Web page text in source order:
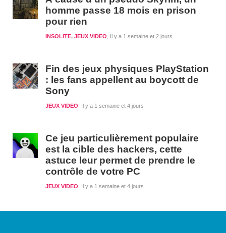
homme passe 18 mois en prison
pour rien
Il y a 1 semaine et 2 jours
INSOLITE, JEUX VIDEO
Fin des jeux physiques PlayStation
: les fans appellent au boycott de
Sony
Il y a 1 semaine et 4 jours
JEUX VIDEO
Ce jeu particulièrement populaire
est la cible des hackers, cette
astuce leur permet de prendre le
contrôle de votre PC
Il y a 1 semaine et 4 jours
JEUX VIDEO